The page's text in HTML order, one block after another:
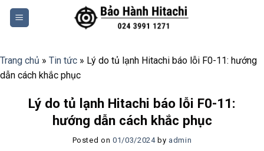
Skip
Trang chủ » Tin tức » Lý do tủ lạnh Hitachi báo lỗi F0-11: hướng
dẫn cách khắc phục
Lý do tủ lạnh Hitachi báo lỗi F0-11:
hướng dẫn cách khắc phục
Posted on01/03/2024by admin